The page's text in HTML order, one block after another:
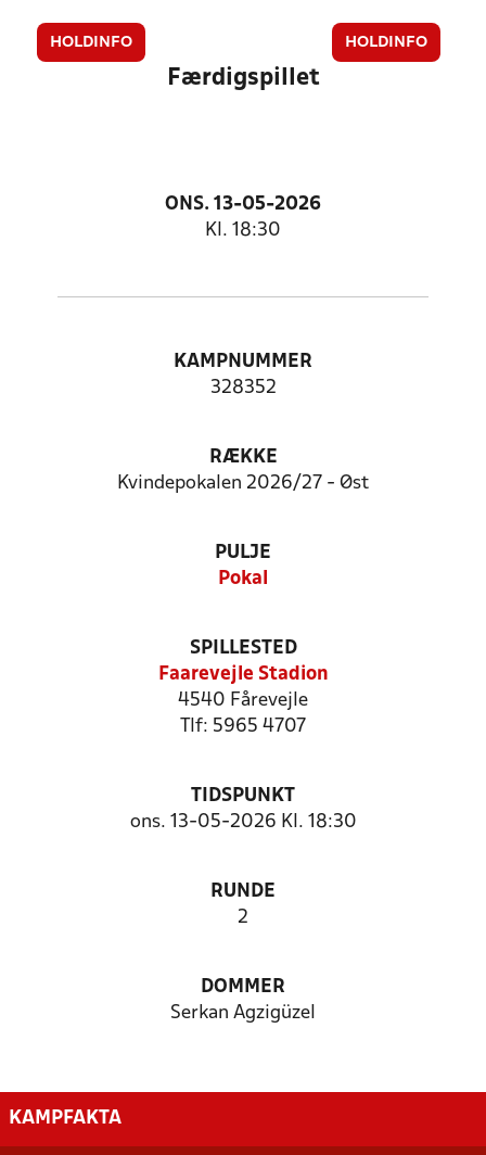
HOLDINFO HOLDINFO
Færdigspillet
ONS. 13-05-2026
Kl. 18:30
KAMPNUMMER
328352
RÆKKE
Kvindepokalen 2026/27 - Øst
PULJE
Pokal
SPILLESTED
Faarevejle Stadion
4540 Fårevejle
Tlf: 5965 4707
TIDSPUNKT
ons. 13-05-2026 Kl. 18:30
RUNDE
2
DOMMER
Serkan Agzigüzel
KAMPFAKTA